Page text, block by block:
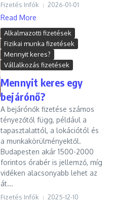
Fizetés Infók 2026-01-01
Read More
Alkalmazotti fizetések
Fizikai munka fizetések
Mennyit keres?
Vállalkozás fizetések
Mennyit keres egy
bejárónő?
A bejárónők fizetése számos
tényezőtől függ, például a
tapasztalattól, a lokációtól és
a munkakörülményektől.
Budapesten akár 1500-2000
forintos órabér is jellemző, míg
vidéken alacsonyabb lehet az
át...
Fizetés Infók 2025-12-10